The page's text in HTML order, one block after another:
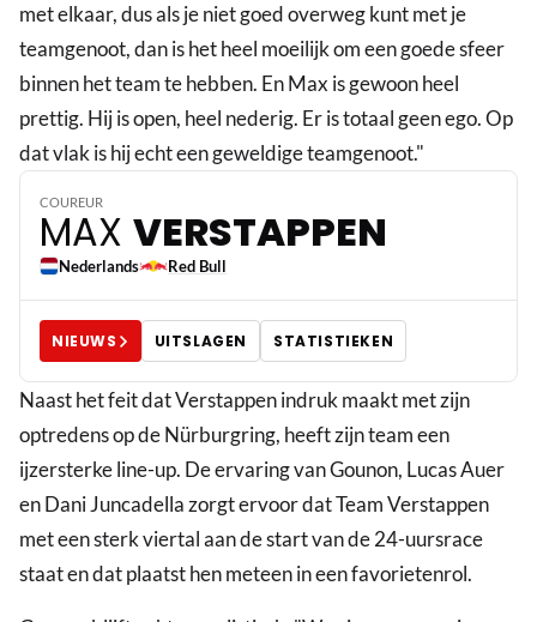
met elkaar, dus als je niet goed overweg kunt met je
teamgenoot, dan is het heel moeilijk om een goede sfeer
binnen het team te hebben. En Max is gewoon heel
prettig. Hij is open, heel nederig. Er is totaal geen ego. Op
dat vlak is hij echt een geweldige teamgenoot."
COUREUR
MAX VERSTAPPEN
Nederlands Red Bull 3
NIEUWS UITSLAGEN STATISTIEKEN
Naast het feit dat Verstappen indruk maakt met zijn
optredens op de Nürburgring, heeft zijn team een
ijzersterke line-up. De ervaring van Gounon, Lucas Auer
en Dani Juncadella zorgt ervoor dat Team Verstappen
met een sterk viertal aan de start van de 24-uursrace
staat en dat plaatst hen meteen in een favorietenrol.